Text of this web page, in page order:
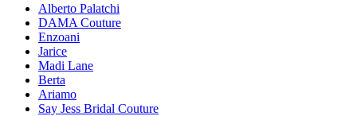
Alberto Palatchi
DAMA Couture
Enzoani
Jarice
Madi Lane
Berta
Ariamo
Say Jess Bridal Couture